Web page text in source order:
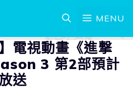
MENU
電視動畫《進撃
3 第2部預計
送